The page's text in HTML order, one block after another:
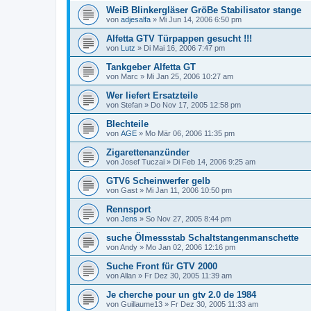
WeiB Blinkergläser GröBe Stabilisator stange
von adjesalfa » Mi Jun 14, 2006 6:50 pm
Alfetta GTV Türpappen gesucht !!!
von Lutz » Di Mai 16, 2006 7:47 pm
Tankgeber Alfetta GT
von Marc » Mi Jan 25, 2006 10:27 am
Wer liefert Ersatzteile
von Stefan » Do Nov 17, 2005 12:58 pm
Blechteile
von AGE » Mo Mär 06, 2006 11:35 pm
Zigarettenanzünder
von Josef Tuczai » Di Feb 14, 2006 9:25 am
GTV6 Scheinwerfer gelb
von Gast » Mi Jan 11, 2006 10:50 pm
Rennsport
von Jens » So Nov 27, 2005 8:44 pm
suche Ölmessstab Schaltstangenmanschette
vonAndy » Mo Jan 02, 2006 12:16 pm
Suche Front für GTV 2000
vonAllan » Fr Dez 30, 2005 11:39 am
Je cherche pour un gtv 2.0 de 1984
von Guillaume13 » Fr Dez 30, 2005 11:33 am